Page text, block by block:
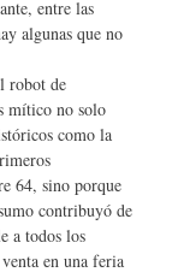
entre las
algunas que no
robot de
mítico no solo
como la
64, sino porque
contribuyó de
a todos los
en una feria